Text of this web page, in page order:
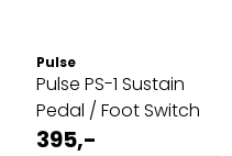
Pulse
Pulse PS-1 Sustain
Pedal / Foot Switch
395,-